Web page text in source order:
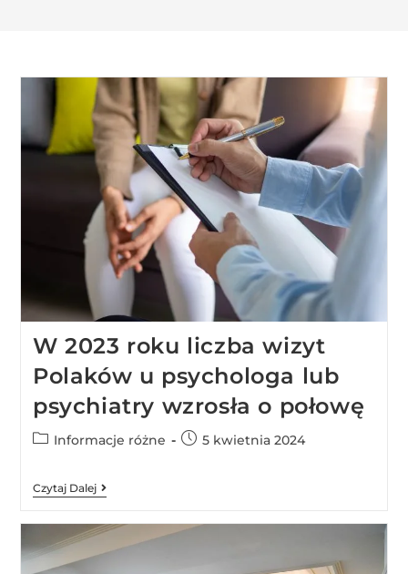
W 2023 roku liczba wizyt
Polaków u psychologa lub
psychiatry wzrosła o połowę
Informacje różne 5 kwietnia 2024
Czytaj Dalej